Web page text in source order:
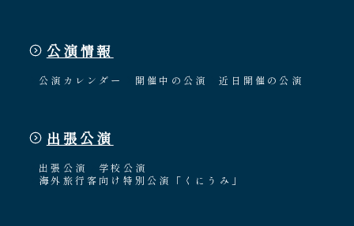
公演情報
公演カレンダー 開催中の公演 近日開催の公演
出張公演
出張公演
学校公演
海外旅行客向け特別公演「くにうみ」